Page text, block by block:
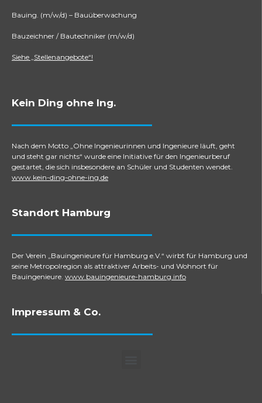
Bauing. (m/w/d) – Bauüberwachung
Bauzeichner / Bautechniker (m/w/d)
Siehe „Stellenangebote“!
Kein Ding ohne Ing.
Nach dem Motto „Ohne Ingenieurinnen und Ingenieure läuft, geht
und steht gar nichts“ wurde eine Initiative für den Ingenieurberuf
gestartet, die sich insbesondere an Schüler und Studenten wendet.
www.kein-ding-ohne-ing.de
Standort Hamburg
Der Verein „Bauingenieure für Hamburg e.V.“ wirbt für Hamburg und
seine Metropolregion als attraktiver Arbeits- und Wohnort für
Bauingenieure. www.bauingenieure-hamburg.info
Impressum & Co.